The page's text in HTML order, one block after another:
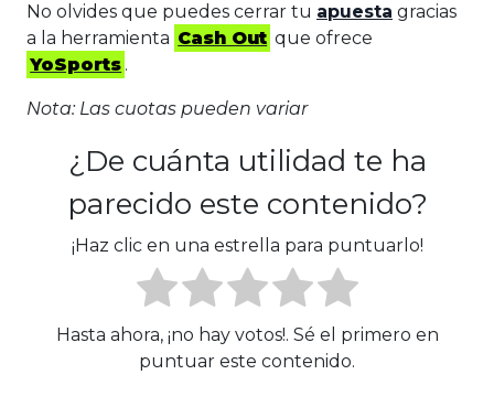
No olvides que puedes cerrar tu apuesta gracias
a la herramienta Cash Out que ofrece
YoSports .
Nota: Las cuotas pueden variar
¿De cuánta utilidad te ha
parecido este contenido?
¡Haz clic en una estrella para puntuarlo!
Hasta ahora, ¡no hay votos!. Sé el primero en
puntuar este contenido.